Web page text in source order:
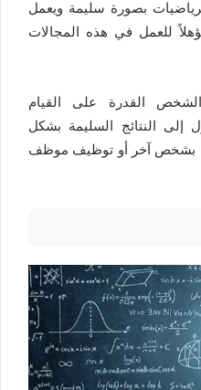
بصورة سليمة ويعمل
للعمل في هذه المجالات
القدرة على القيام
إلى النتائج السليمة بشكل
بشخص آخر أو توظيف موظف